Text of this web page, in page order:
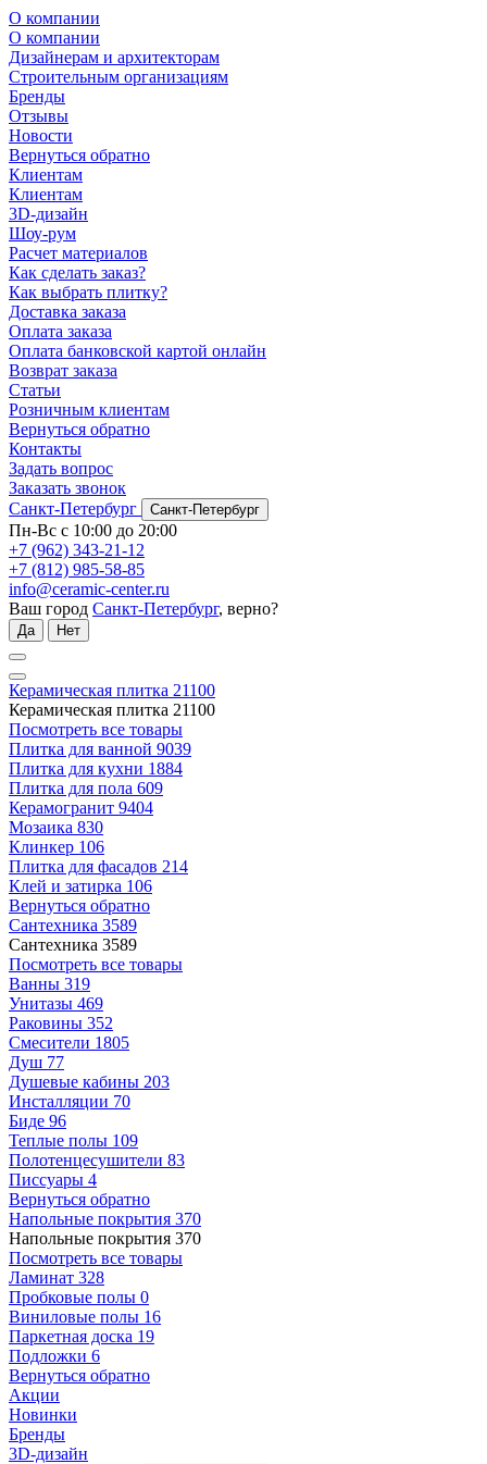
О компании
О компании
Дизайнерам и архитекторам
Строительным организациям
Бренды
Отзывы
Новости
Вернуться обратно
Клиентам
Клиентам
3D-дизайн
Шоу-рум
Расчет материалов
Как сделать заказ?
Как выбрать плитку?
Доставка заказа
Оплата заказа
Оплата банковской картой онлайн
Возврат заказа
Статьи
Розничным клиентам
Вернуться обратно
Контакты
Задать вопрос
Заказать звонок
Санкт-Петербург
Санкт-Петербург
Пн-Вс с 10:00 до 20:00
+7 (962) 343-21-12
+7 (812) 985-58-85
info@ceramic-center.ru
Ваш город Санкт-Петербург, верно?
Да Нет
Керамическая плитка 21100
Керамическая плитка 21100
Посмотреть все товары
Плитка для ванной 9039
Плитка для кухни 1884
Плитка для пола 609
Керамогранит 9404
Мозаика 830
Клинкер 106
Плитка для фасадов 214
Клей и затирка 106
Вернуться обратно
Сантехника 3589
Сантехника 3589
Посмотреть все товары
Ванны 319
Унитазы 469
Раковины 352
Смесители 1805
Душ 77
Душевые кабины 203
Инсталляции 70
Биде 96
Теплые полы 109
Полотенцесушители 83
Писсуары 4
Вернуться обратно
Напольные покрытия 370
Напольные покрытия 370
Посмотреть все товары
Ламинат 328
Пробковые полы 0
Виниловые полы 16
Паркетная доска 19
Подложки 6
Вернуться обратно
Акции
Новинки
Бренды
3D-дизайн